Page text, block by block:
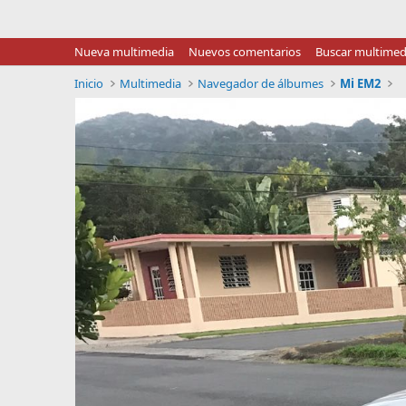
Nueva multimedia Nuevos comentarios
Buscar
Inicio
Multimedia Navegador de álbumes Mi EM2